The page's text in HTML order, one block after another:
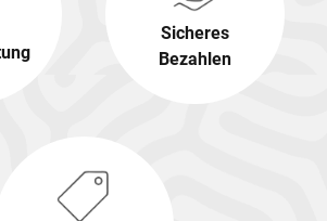
Sicheres
Bezahlen